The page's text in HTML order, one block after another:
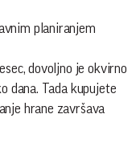
planiranjem
dovoljno je okvirno
dana. Tada kupujete
hrane završava